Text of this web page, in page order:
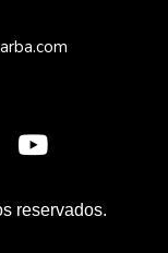
reservados.